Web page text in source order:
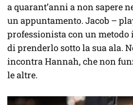
a quarant’anni a non sapere
un appuntamento. Jacob –
professionista con un
di prenderlo sotto la sua ala.
incontra Hannah, che non
le altre.